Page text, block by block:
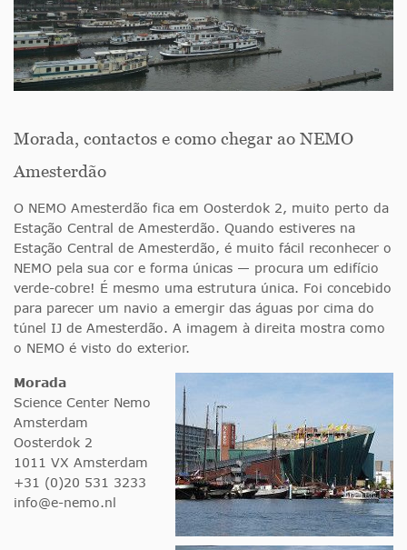
Morada, contactos e como chegar ao NEMO
Amesterdão
O NEMO Amesterdão fica em Oosterdok 2, muito perto da
Estação Central de Amesterdão. Quando estiveres na
Estação Central de Amesterdão, é muito fácil reconhecer o
NEMO pela sua cor e forma únicas — procura um edifício
verde-cobre! É mesmo uma estrutura única. Foi concebido
para parecer um navio a emergir das águas por cima do
túnel IJ de Amesterdão. A imagem à direita mostra como
o NEMO é visto do exterior.
Morada
Science Center Nemo
Amsterdam
Oosterdok 2
1011 VX Amsterdam
+31 (0)20 531 3233
info@e-nemo.nl